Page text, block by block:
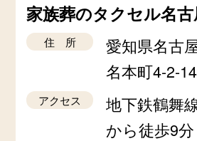
家族葬のタクセル名
住 所
愛知県名古
名本町4-2-14
アクセス
地下鉄鶴舞
から徒歩9分